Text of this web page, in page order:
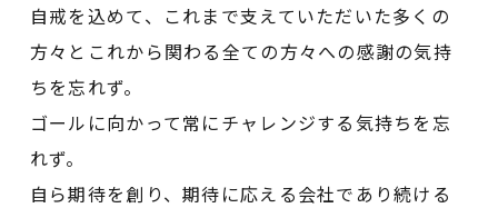
自戒を込めて、これまで支えていただいた多くの
方々とこれから関わる全ての方々への感謝の気持
ちを忘れず。
ゴールに向かって常にチャレンジする気持ちを忘
れず。
自ら期待を創り、期待に応える会社であり続ける